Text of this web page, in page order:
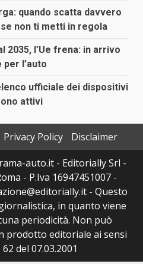
quando scatta davvero
non ti metti in regola
2035, l’Ue frena: in arrivo
l’auto
ufficiale dei dispositivi
attivi
Privacy Policy
Disclaimer
auto.it - Editorially Srl -
- P.Iva 16947451007 -
- Questo
in quanto viene
periodicità. Non può
prodotto editoriale ai sensi
del 07.03.2001